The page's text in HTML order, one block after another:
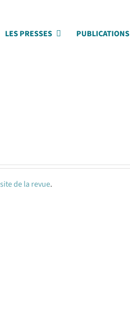
LES PRESSES PUBLICATIONS
site de la revue.